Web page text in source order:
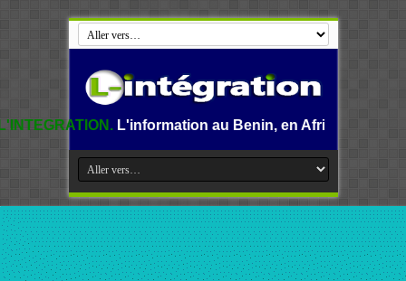
L'information au Benin, en Afrique et dans le monde.